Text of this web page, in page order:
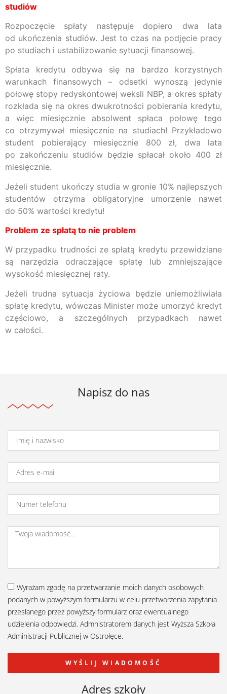
studiów
Rozpoczęcie spłaty następuje dopiero dwa lata
od ukończenia studiów. Jest to czas na podjęcie pracy
po studiach i ustabilizowanie sytuacji finansowej.
Spłata kredytu odbywa się na bardzo korzystnych
warunkach finansowych – odsetki wynoszą jedynie
połowę stopy redyskontowej weksli NBP, a okres spłaty
rozkłada się na okres dwukrotności pobierania kredytu,
a więc miesięcznie absolwent spłaca połowę tego
co otrzymywał miesięcznie na studiach! Przykładowo
student pobierający miesięcznie 800 zł, dwa lata
po zakończeniu studiów będzie spłacał około 400 zł
miesięcznie.
Jeżeli student ukończy studia w gronie 10% najlepszych
studentów otrzyma obligatoryjne umorzenie nawet
do 50% wartości kredytu!
Problem ze spłatą to nie problem
W przypadku trudności ze spłatą kredytu przewidziane
są narzędzia odraczające spłatę lub zmniejszające
wysokość miesięcznej raty.
Jeżeli trudna sytuacja życiowa będzie uniemożliwiała
spłatę kredytu, wówczas Minister może umorzyć kredyt
częściowo, a szczególnych przypadkach nawet
w całości.
Napisz do nas
Wyrażam zgodę na przetwarzanie moich danych osobowych
podanych w powyższym formularzu w celu przetworzenia zapytania
przesłanego przez powyższy formularz oraz ewentualnego
udzielenia odpowiedzi. Admnistratorem danych jest Wyższa Szkoła
Administracji Publicznej w Ostrołęce.
WYŚLIJ WIADOMOŚĆ
Adres szkoły